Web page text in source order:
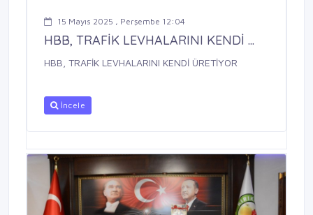
15 Mayıs 2025 , Perşembe 12:04
HBB, TRAFİK LEVHALARINI KENDİ ...
HBB, TRAFİK LEVHALARINI KENDİ ÜRETİYOR
İncele